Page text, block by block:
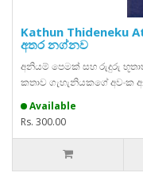
Kathun Thideneku
අතර නග්නව
අනියම් පෙමක් සහ රුදුරු
කතාව ගැහැනියකගේ අවංක
Available
Rs. 300.00